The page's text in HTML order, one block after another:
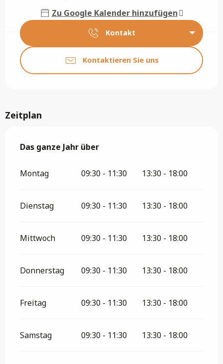
Zu Google Kalender hinzufügen
Kontakt
Kontaktieren Sie uns
Zeitplan
Das ganze Jahr über
Das ganze Jahr über
Montag 09:30 - 11:30 13:30 - 18:00
Dienstag 09:30 - 11:30 13:30 - 18:00
Mittwoch 09:30 - 11:30 13:30 - 18:00
Donnerstag 09:30 - 11:30 13:30 - 18:00
Freitag 09:30 - 11:30 13:30 - 18:00
Samstag 09:30 - 11:30 13:30 - 18:00